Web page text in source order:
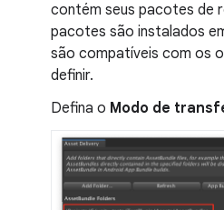
contém seus pacotes de
pacotes são instalados
são compatíveis com os
definir.
Defina o Modo de